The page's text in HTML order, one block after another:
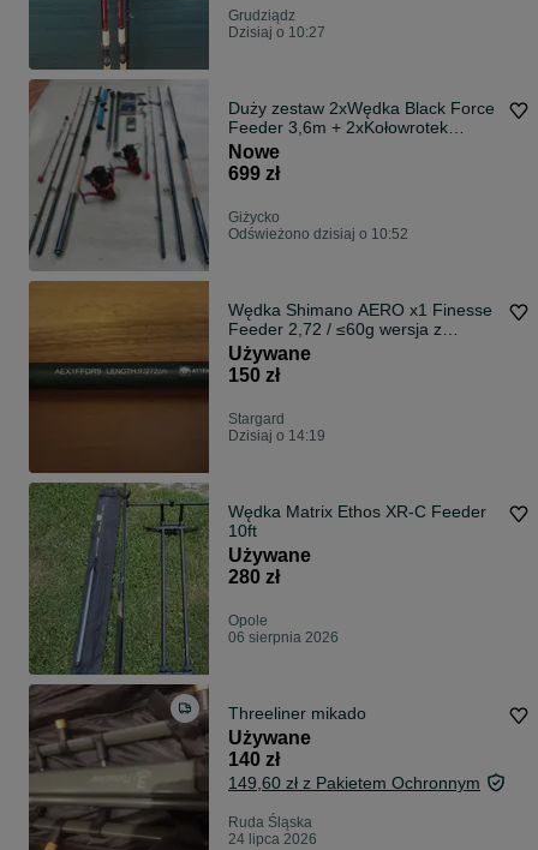
Grudziądz
Dzisiaj o 10:27
Duży zestaw 2xWędka Black Force
Feeder 3,6m + 2xKołowrotek
Feeder Zone
Nowe
699 zł
Giżycko
Odświeżono dzisiaj o 10:52
Wędka Shimano AERO x1 Finesse
Feeder 2,72 / ≤60g wersja z
korkiem
Używane
150 zł
Stargard
Dzisiaj o 14:19
Wędka Matrix Ethos XR-C Feeder
10ft
Używane
280 zł
Opole
06 sierpnia 2026
Threeliner mikado
Używane
140 zł
149,60 zł z Pakietem Ochronnym
Ruda Śląska
24 lipca 2026